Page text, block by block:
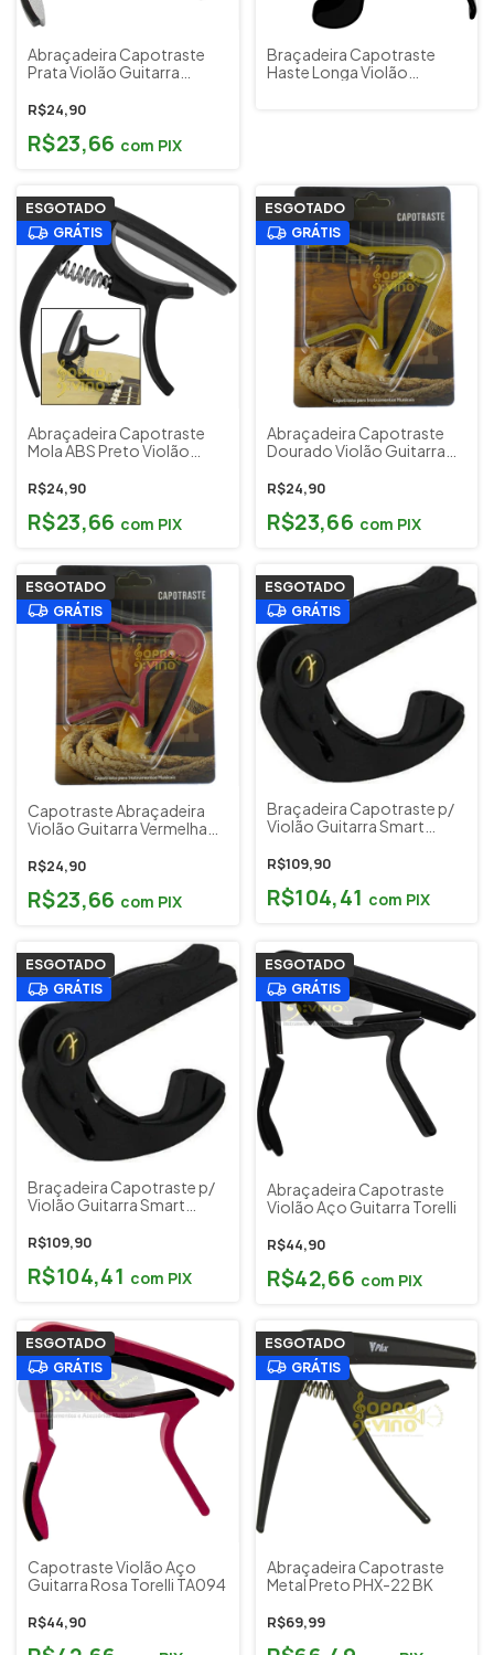
Abraçadeira Capotraste
Prata Violão Guitarra
R$24,90
R$23,66 com PIX
Braçadeira Capotraste
Haste Longa Violão
ESGOTADO
GRÁTIS
Abraçadeira Capotraste
Mola ABS Preto Violão
R$24,90
R$23,66 com PIX
ESGOTADO
GRÁTIS
Abraçadeira Capotraste
Dourado Violão Guitarra
M10GD
R$24,90
R$23,66 com PIX
ESGOTADO
GRÁTIS
Capotraste Abraçadeira
Violão Guitarra Vermelha
M10RD
R$24,90
R$23,66 com PIX
ESGOTADO
GRÁTIS
Braçadeira Capotraste p/
Violão Guitarra Smart
Cod.8545
R$109,90
R$104,41 com PIX
ESGOTADO
GRÁTIS
Braçadeira Capotraste p/
Violão Guitarra Smart
R$109,90
R$104,41 com PIX
ESGOTADO
GRÁTIS
Abraçadeira Capotraste
Violão Aço Guitarra Torelli
R$44,90
R$42,66 com PIX
ESGOTADO
GRÁTIS
Capotraste Violão Aço
Guitarra Rosa Torelli TA094
R$44,90
ESGOTADO
GRÁTIS
Abraçadeira Capotraste
Metal Preto PHX-22 BK
R$69,99